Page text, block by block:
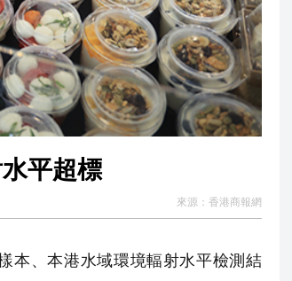
平超標
來源： 香港商報網
本、本港水域環境輻射水平檢測結